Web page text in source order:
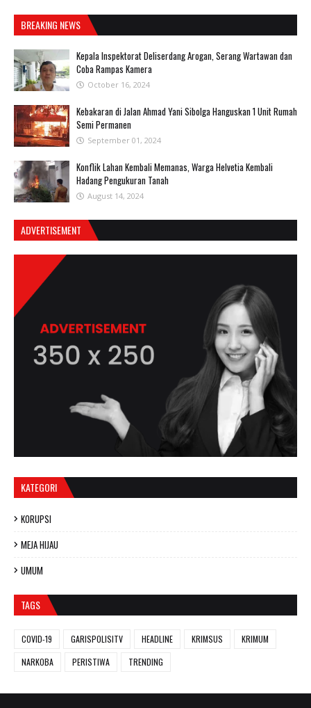
BREAKING NEWS
Kepala Inspektorat Deliserdang Arogan, Serang Wartawan dan
Coba Rampas Kamera
October 16, 2024
Kebakaran di Jalan Ahmad Yani Sibolga Hanguskan 1 Unit Rumah
Semi Permanen
September 01, 2024
Konflik Lahan Kembali Memanas, Warga Helvetia Kembali
Hadang Pengukuran Tanah
August 14, 2024
ADVERTISEMENT
KATEGORI
KORUPSI
MEJA HIJAU
UMUM
TAGS
COVID-19 GARISPOLISITV HEADLINE KRIMSUS
KRIMUM
NARKOBA
PERISTIWA TRENDING